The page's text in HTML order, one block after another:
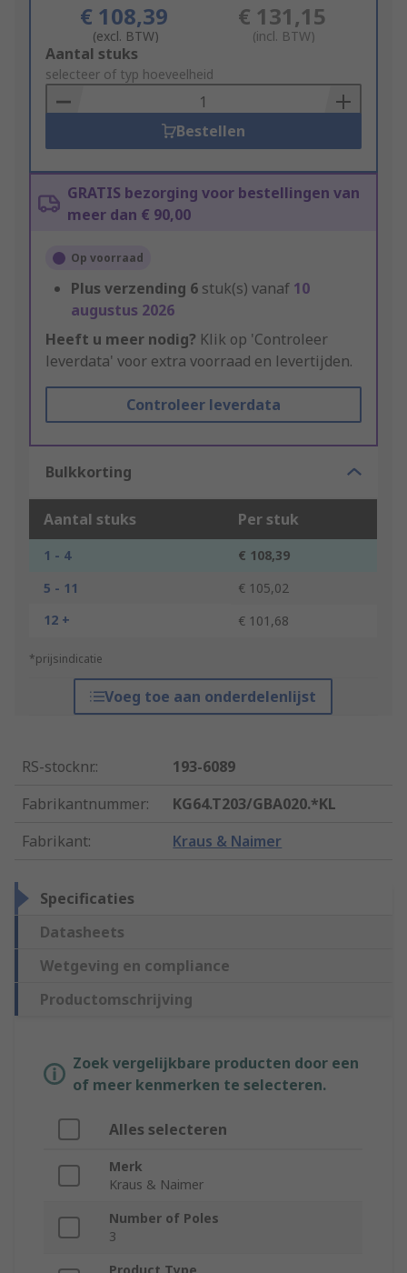
€ 108,39
(excl. BTW)
€ 131,15
(incl. BTW)
Add
to
Basket
Aantal stuks
selecteer of typ hoeveelheid
Bestellen
GRATIS bezorging voor bestellingen van
meer dan € 90,00
Op voorraad
Plus verzending 6 stuk(s) vanaf 10
augustus 2026
Heeft u meer nodig? Klik op 'Controleer
leverdata' voor extra voorraad en levertijden.
Controleer leverdata
Bulkkorting
Aantal stuks Per stuk
1 - 4
€ 108,39
5 - 11
€ 105,02
12 +
€ 101,68
*prijsindicatie
Voeg toe aan onderdelenlijst
RS-stocknr.:
193-6089
Fabrikantnummer:
KG64.T203/GBA020.*KL
Fabrikant: Kraus & Naimer
Specificaties
Datasheets
Wetgeving en compliance
Productomschrijving
Zoek vergelijkbare producten door een
of meer kenmerken te selecteren.
Alles selecteren
Merk
Kraus & Naimer
Number of Poles
3